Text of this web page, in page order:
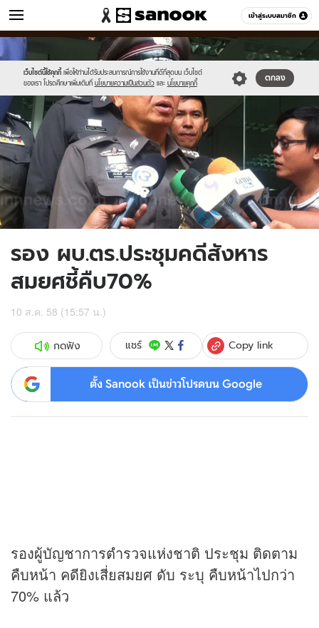
เข้าสู่ระบบสมาชิก
ข่าว หมวดอื่นๆ
เว็บไซต์นี้ใช้คุกกี้ เพื่อให้ท่านได้รับประสบการณ์การใช้งานที่ดีที่สุดบน เว็บไซต์
ของเรา โปรดศึกษาเพิ่มเติมที่ นโยบายความเป็นส่วนตัว และ นโยบายคุกกี้
ตกลง
Sanook
//s.isanook.com/sr/0/images/logo-
new-
sanook.png
600
//s.isanook.com/ns/0/ud/369/1845166/638031-
02.jpg
รอง ผบ.ตร.ประชุมคดีสังหาร
สมยศชี้คืบ70%
10 ส.ค. 58 (15:57 น.)
กดฟัง แชร์ Copy link
ตั้ง Sanook เป็นข่าวโปรดบน Google
รองผู้บัญชาการตำรวจแห่งชาติ ประชุม ติดตาม
คืบหน้า คดียิงเสี่ยสมยศ ดับ ระบุ คืบหน้าไปกว่า
70% แล้ว